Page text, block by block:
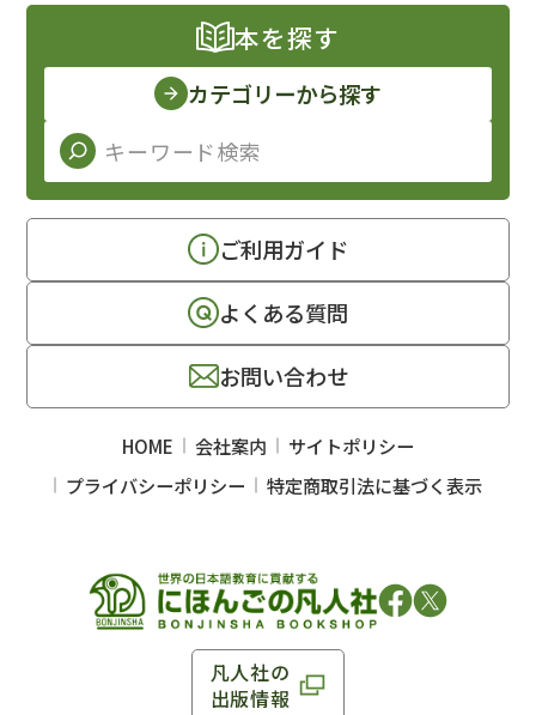
凡人社の
出版情報
本を探す
カテゴリーから探す
ご利用ガイド
よくある質問
お問い合わせ
HOME 会社案内
サイトポリシー
プライバシーポリシー
特定商取引法に基づく表示